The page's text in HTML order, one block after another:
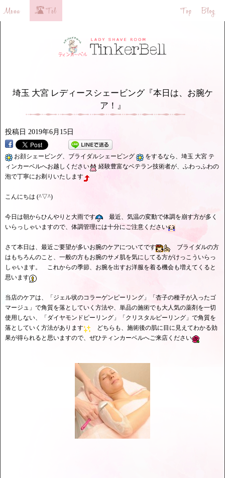
埼玉 大宮 レディースシェービング『本日は、お腕ケ
ア！』
投稿日 2019年6月15日
お顔シェービング、ブライダルシェービング
をするなら、埼玉 大宮 テ
ィンカーベルへお越しください
経験豊富なベテラン技術者が、ふわっふわの
泡で丁寧にお剃りいたします
こんにちは (^▽^)
今日は朝からひんやりと大雨です
最近、気温の変動で体調を崩す方が多く
いらっしゃいますので、体調管理には十分にご注意ください
さて本日は、最近ご要望が多いお腕のケアについてです
ブライダルの方
はもちろんのこと、一般の方もお腕のサメ肌を気にしてる方がけっこういらっ
しゃいます。 これからの季節、お腕を出すお洋服を着る機会も増えてくると
思います
当店のケアは、「ジェル状のコラーゲンピーリング」「杏子の種子が入ったゴ
マージュ」で角質を落としていく方法や、単品の施術でも大人気の薬剤を一切
使用しない、「ダイヤモンドピーリング」「クリスタルピーリング」で角質を
落としていく方法があります
どちらも、施術後の肌に目に見えてわかる効
果が得られると思いますので、ぜひティンカーベルへご来店ください